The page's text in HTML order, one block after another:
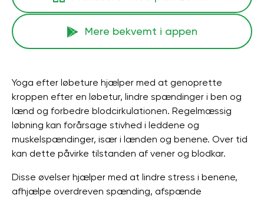
Mere bekvemt i appen
Yoga efter løbeture hjælper med at genoprette
kroppen efter en løbetur, lindre spændinger i ben og
lænd og forbedre blodcirkulationen. Regelmæssig
løbning kan forårsage stivhed i leddene og
muskelspændinger, især i lænden og benene. Over tid
kan dette påvirke tilstanden af ​​vener og blodkar.
Disse øvelser hjælper med at lindre stress i benene,
afhjælpe overdreven spænding, afspænde